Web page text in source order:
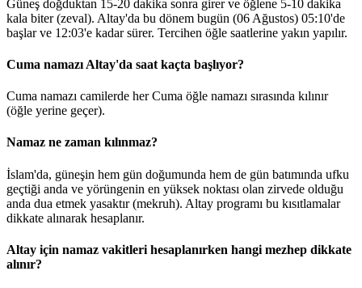
Güneş doğduktan 15-20 dakika sonra girer ve öğlene 5-10 dakika
kala biter (zeval). Altay'da bu dönem bugün (06 Ağustos) 05:10'de
başlar ve 12:03'e kadar sürer. Tercihen öğle saatlerine yakın yapılır.
Cuma namazı Altay'da saat kaçta başlıyor?
Cuma namazı camilerde her Cuma öğle namazı sırasında kılınır
(öğle yerine geçer).
Namaz ne zaman kılınmaz?
İslam'da, güneşin hem gün doğumunda hem de gün batımında ufku
geçtiği anda ve yörüngenin en yüksek noktası olan zirvede olduğu
anda dua etmek yasaktır (mekruh). Altay programı bu kısıtlamalar
dikkate alınarak hesaplanır.
Altay için namaz vakitleri hesaplanırken hangi mezhep dikkate
alınır?